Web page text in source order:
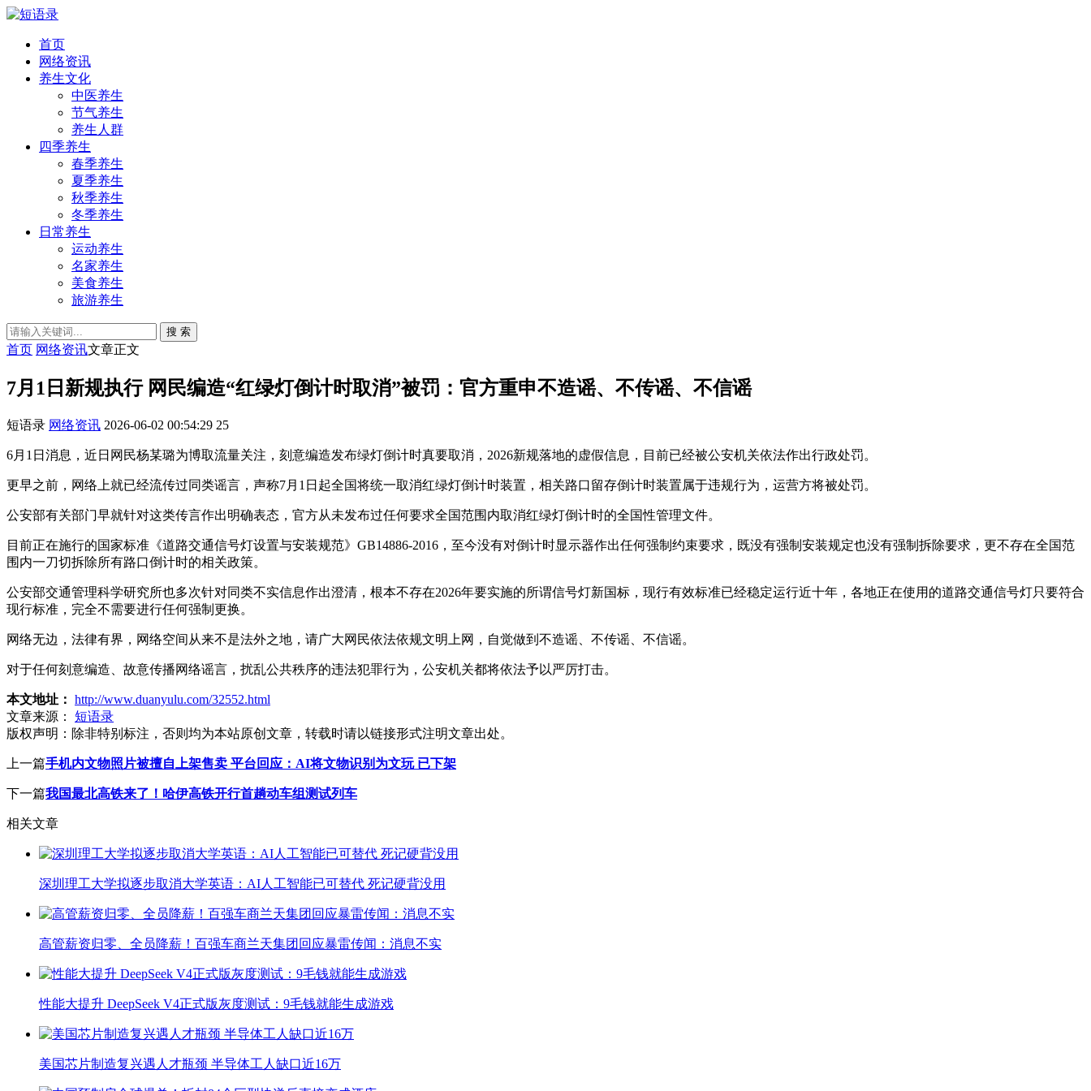
首页
网络资讯
养生文化
中医养生
节气养生
养生人群
四季养生
春季养生
夏季养生
秋季养生
冬季养生
日常养生
运动养生
名家养生
美食养生
旅游养生
搜 索
首页 网络资讯文章正文
7月1日新规执行 网民编造“红绿灯倒计时取消”被罚：官方重申不造谣、不传谣、不信谣
短语录 网络资讯 2026-06-02 00:54:29 25
6月1日消息，近日网民杨某璐为博取流量关注，刻意编造发布绿灯倒计时真要取消，2026新规落地的虚假信息，目前已经被公安机关依法作出行政处罚。
更早之前，网络上就已经流传过同类谣言，声称7月1日起全国将统一取消红绿灯倒计时装置，相关路口留存倒计时装置属于违规行为，运营方将被处罚。
公安部有关部门早就针对这类传言作出明确表态，官方从未发布过任何要求全国范围内取消红绿灯倒计时的全国性管理文件。
目前正在施行的国家标准《道路交通信号灯设置与安装规范》GB14886-2016，至今没有对倒计时显示器作出任何强制约束要求，既没有强制安装规定也没有强制拆除要求，更不存在全国范
围内一刀切拆除所有路口倒计时的相关政策。
公安部交通管理科学研究所也多次针对同类不实信息作出澄清，根本不存在2026年要实施的所谓信号灯新国标，现行有效标准已经稳定运行近十年，各地正在使用的道路交通信号灯只要符合
现行标准，完全不需要进行任何强制更换。
网络无边，法律有界，网络空间从来不是法外之地，请广大网民依法依规文明上网，自觉做到不造谣、不传谣、不信谣。
对于任何刻意编造、故意传播网络谣言，扰乱公共秩序的违法犯罪行为，公安机关都将依法予以严厉打击。
本文地址： http://www.duanyulu.com/32552.html
文章来源：
短语录
版权声明： 除非特别标注，否则均为本站原创文章，转载时请以链接形式注明文章出处。
上一篇手机内文物照片被擅自上架售卖 平台回应：AI将文物识别为文玩 已下架
下一篇我国最北高铁来了！哈伊高铁开行首趟动车组测试列车
相关文章
深圳理工大学拟逐步取消大学英语：AI人工智能已可替代 死记硬背没用
高管薪资归零、全员降薪！百强车商兰天集团回应暴雷传闻：消息不实
性能大提升 DeepSeek V4正式版灰度测试：9毛钱就能生成游戏
美国芯片制造复兴遇人才瓶颈 半导体工人缺口近16万